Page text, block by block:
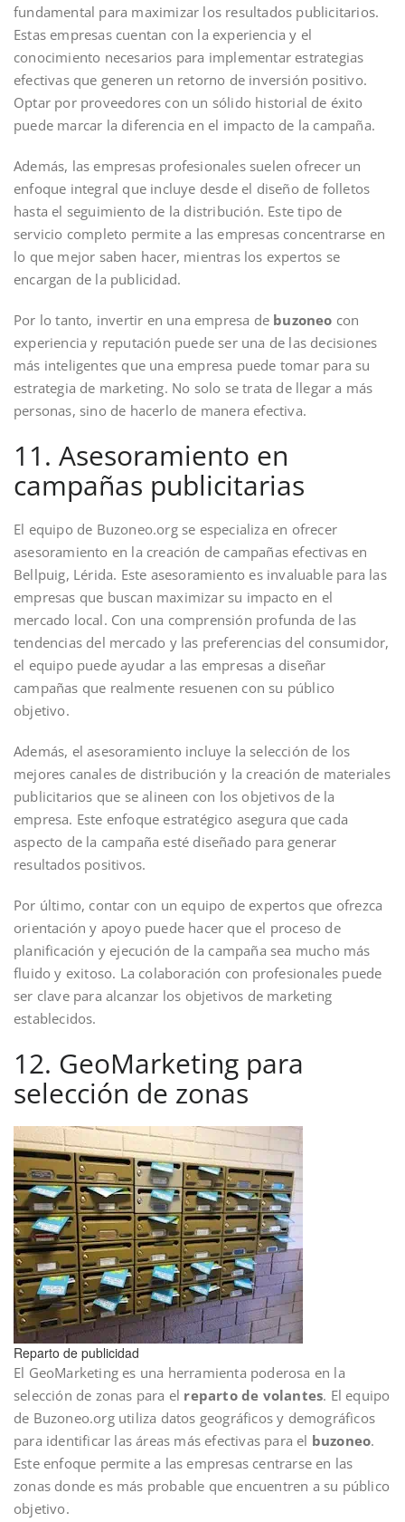
fundamental para maximizar los resultados publicitarios.
Estas empresas cuentan con la experiencia y el
conocimiento necesarios para implementar estrategias
efectivas que generen un retorno de inversión positivo.
Optar por proveedores con un sólido historial de éxito
puede marcar la diferencia en el impacto de la campaña.
Además, las empresas profesionales suelen ofrecer un
enfoque integral que incluye desde el diseño de folletos
hasta el seguimiento de la distribución. Este tipo de
servicio completo permite a las empresas concentrarse en
lo que mejor saben hacer, mientras los expertos se
encargan de la publicidad.
Por lo tanto, invertir en una empresa de buzoneo con
experiencia y reputación puede ser una de las decisiones
más inteligentes que una empresa puede tomar para su
estrategia de marketing. No solo se trata de llegar a más
personas, sino de hacerlo de manera efectiva.
11. Asesoramiento en
campañas publicitarias
El equipo de Buzoneo.org se especializa en ofrecer
asesoramiento en la creación de campañas efectivas en
Bellpuig, Lérida. Este asesoramiento es invaluable para las
empresas que buscan maximizar su impacto en el
mercado local. Con una comprensión profunda de las
tendencias del mercado y las preferencias del consumidor,
el equipo puede ayudar a las empresas a diseñar
campañas que realmente resuenen con su público
objetivo.
Además, el asesoramiento incluye la selección de los
mejores canales de distribución y la creación de materiales
publicitarios que se alineen con los objetivos de la
empresa. Este enfoque estratégico asegura que cada
aspecto de la campaña esté diseñado para generar
resultados positivos.
Por último, contar con un equipo de expertos que ofrezca
orientación y apoyo puede hacer que el proceso de
planificación y ejecución de la campaña sea mucho más
fluido y exitoso. La colaboración con profesionales puede
ser clave para alcanzar los objetivos de marketing
establecidos.
12. GeoMarketing para
selección de zonas
Reparto de publicidad
El GeoMarketing es una herramienta poderosa en la
selección de zonas para el reparto de volantes. El equipo
de Buzoneo.org utiliza datos geográficos y demográficos
para identificar las áreas más efectivas para el buzoneo.
Este enfoque permite a las empresas centrarse en las
zonas donde es más probable que encuentren a su público
objetivo.